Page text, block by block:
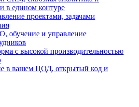
в едином контуре
проектами, задачами
обучение и управление
с высокой производительностью
в вашем ЦОД, открытый код и